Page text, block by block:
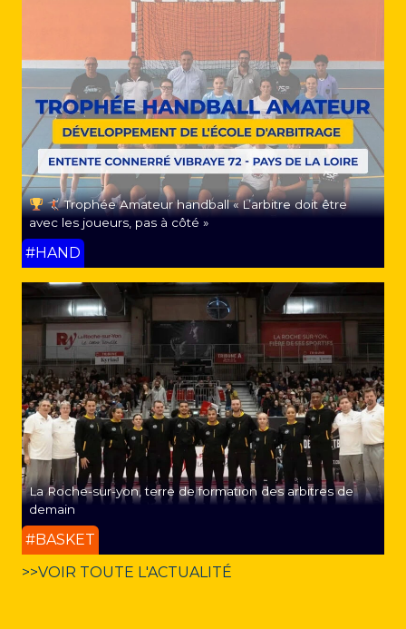
Trophée Amateur handball « L’arbitre doit être
avec les joueurs, pas à côté »
#HAND
La Roche-sur-yon, terre de formation des arbitres de
demain
#BASKET
>>VOIR TOUTE L'ACTUALITÉ